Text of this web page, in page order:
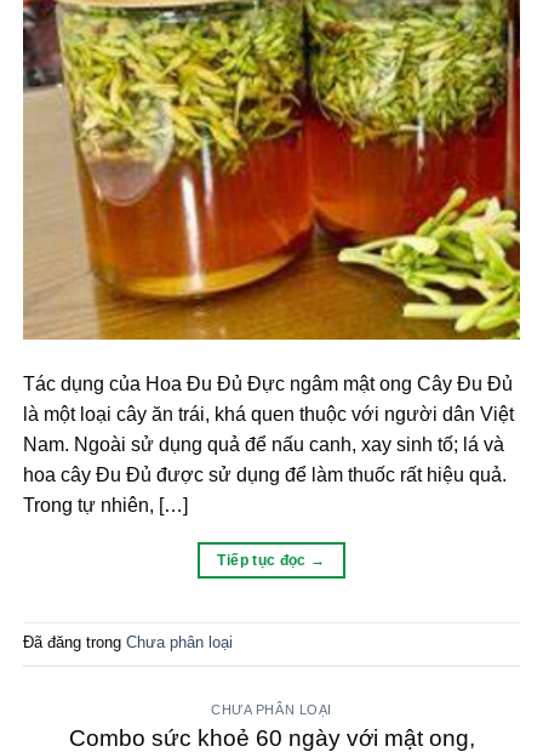
Tác dụng của Hoa Đu Đủ Đực ngâm mật ong Cây Đu Đủ
là một loại cây ăn trái, khá quen thuộc với người dân Việt
Nam. Ngoài sử dụng quả để nấu canh, xay sinh tố; lá và
hoa cây Đu Đủ được sử dụng để làm thuốc rất hiệu quả.
Trong tự nhiên, […]
Tiếp tục đọc →
Đã đăng trong Chưa phân loại
CHƯA PHÂN LOẠI
Combo sức khoẻ 60 ngày với mật ong,